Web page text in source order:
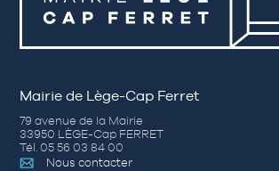
Mairie de Lège-Cap Ferret
79 avenue de la Mairie
33950 LÈGE-Cap FERRET
Tél. 05 56 03 84 00
Nous contacter